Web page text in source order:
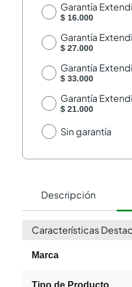
Garantía
$ 16.000
Garantía
$ 27.000
Garantía
$ 33.000
Garantía
$ 21.000
Sin garantía
Descripción
Características
Marca
Tipo de Producto